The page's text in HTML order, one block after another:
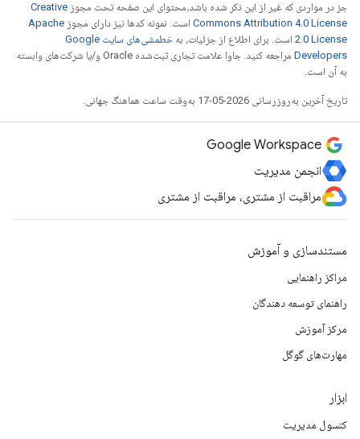
جز در مواردی که غیر از این ذکر شده باشد،‌محتوای این صفحه تحت مجوز Creative
Commons Attribution 4.0 License است. نمونه کدها نیز دارای مجوز Apache
2.0 License است. برای اطلاع از جزئیات، به
خطمشی‌های سایت Google
Developers‏
مراجعه کنید. جاوا علامت تجاری ثبت‌شده Oracle و/یا شرکت‌های وابسته
به آن است.
تاریخ آخرین به‌روزرسانی 2026-05-17 به‌وقت ساعت هماهنگ جهانی.
Google Workspace
انجمن مدیریت
مراقبت از مشتری، مراقبت از مشتری
مستندسازی و آموزش
مراکز راهنمایی
راهنمای توسعه دهندگان
مرکز آموزش
مهارت‌های گوگل
ابزار
کنسول مدیریت